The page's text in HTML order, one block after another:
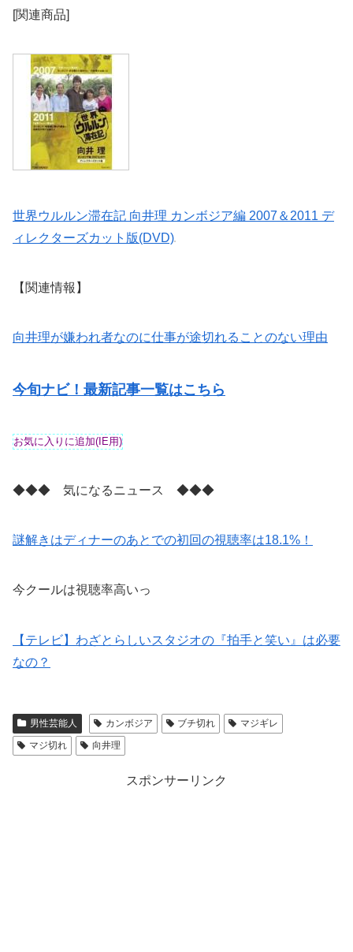
[関連商品]
世界ウルルン滞在記 向井理 カンボジア編 2007＆2011 デ
ィレクターズカット版(DVD)
【関連情報】
向井理が嫌われ者なのに仕事が途切れることのない理由
今旬ナビ！最新記事一覧はこちら
◆◆◆ 気になるニュース ◆◆◆
謎解きはディナーのあとでの初回の視聴率は18.1%！
今クールは視聴率高いっ
【テレビ】わざとらしいスタジオの『拍手と笑い』は必要
なの？
男性芸能人 カンボジア ブチ切れ
マジギレ
マジ切れ
向井理
スポンサーリンク